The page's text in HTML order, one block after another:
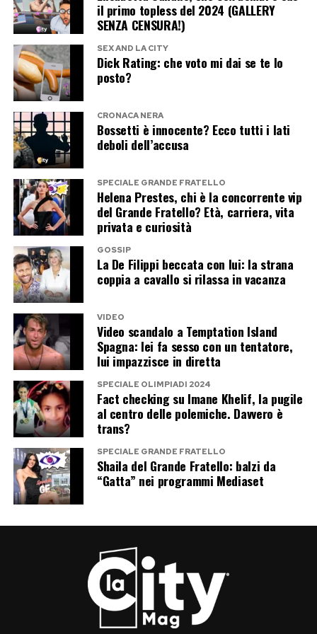
americano, ma anche figli vestiti senza troppi
pensieri e quell’aria tipica delle vacanze familiari
organizzate dai genitori e sopportate dai
ragazzi.
Jennifer Lopez, la migliore
pubblicità per l’Italia
L’Italia resta una delle mete turistiche più
desiderate al mondo, ma la concorrenza
internazionale non consente di dormire sugli
allori. Per questo il viaggio di Jennifer Lopez
assume un valore che va oltre il semplice gossip
estivo.
George Clooney ha contribuito per anni al
fascino internazionale del lago di Como. Justin
Bieber, Selena Gomez, Jessica Alba e Dua Lipa
hanno recentemente raccontato altre località
italiane ai propri fan. Ora tocca a J.Lo, che ha
concentrato in pochi giorni una quantità
impressionante di immagini, luoghi e
suggestioni.
Il suo viaggio non nasce come campagna
ufficialmente nessuno a visitare l’Italia: mostra
semplicemente quanto si diverte a farlo. E
davanti a 240 milioni di follower, vale più di
qualsiasi slogan.
il primo topless del 2024 (GALLERY
SENZA CENSURA!)
SEX AND LA CITY
Dick Rating: che voto mi dai se te lo
posto?
CRONACA NERA
Bossetti è innocente? Ecco tutti i lati
deboli dell’accusa
SPECIALE GRANDE FRATELLO
Helena Prestes, chi è la concorrente vip
del Grande Fratello? Età, carriera, vita
privata e curiosità
GOSSIP
La De Filippi beccata con lui: la strana
coppia a cavallo si rilassa in vacanza
VIDEO
Video scandalo a Temptation Island
Spagna: lei fa sesso con un tentatore,
lui impazzisce in diretta
SPECIALE OLIMPIADI 2024
Fact checking su Imane Khelif, la pugile
al centro delle polemiche. Davvero è
trans?
SPECIALE GRANDE FRATELLO
Shaila del Grande Fratello: balzi da
“Gatta” nei programmi Mediaset